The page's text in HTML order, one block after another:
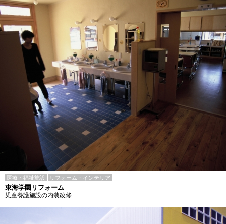
医療・福祉施設 リフォーム・インテリア
東海学園リフォーム
児童養護施設の内装改修